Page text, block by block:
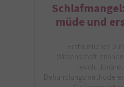
müde und
Erstaunlicher
revolutionäre,
Behandlungsmethode